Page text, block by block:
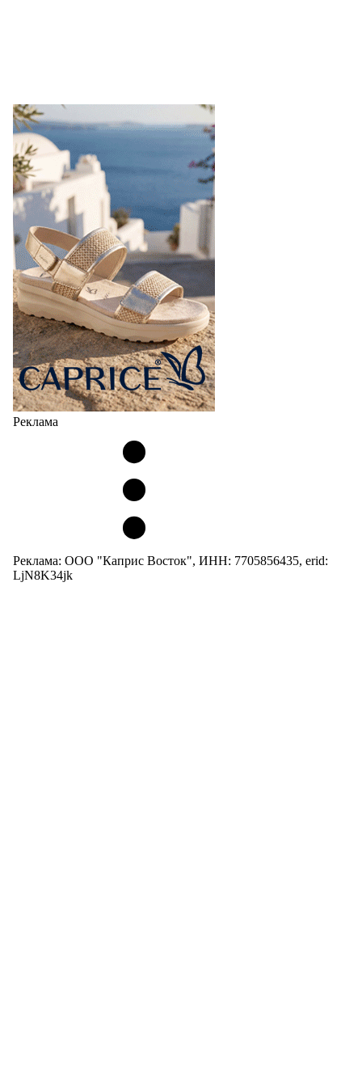
Реклама
Реклама: ООО "Каприс Восток", ИНН: 7705856435, erid:
LjN8K34jk